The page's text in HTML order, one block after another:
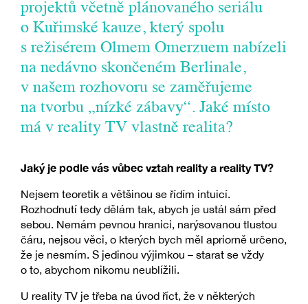
projektů včetně plánovaného seriálu
o Kuřimské kauze, který spolu
s režisérem Olmem Omerzuem nabízeli
na nedávno skončeném Berlinale,
v našem rozhovoru se zaměřujeme
na tvorbu „nízké zábavy“. Jaké místo
má v reality TV vlastně realita?
Jaký je podle vás vůbec vztah reality a reality TV?
Nejsem teoretik a většinou se řídím intuicí.
Rozhodnutí tedy dělám tak, abych je ustál sám před
sebou. Nemám pevnou hranici, narýsovanou tlustou
čáru, nejsou věci, o kterých bych měl apriorně určeno,
že je nesmím. S jedinou výjimkou – starat se vždy
o to, abychom nikomu neublížili.
U reality TV je třeba na úvod říct, že v některých